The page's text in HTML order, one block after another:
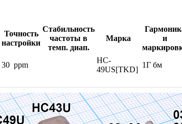
Точность
настройки
Стабильность
частоты в
темп. диап.
Маркa
и
30 ppm
HC-
49US[TKD]
1Г бм